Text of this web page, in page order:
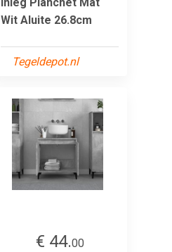
Wit Aluite 26.8cm
Tegeldepot.nl
€ 44.00